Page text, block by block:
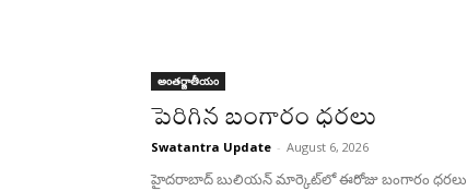
అంతర్జాతీయం
పెరిగిన బంగారం ధరలు
Swatantra Update - August 6, 2026
హైదరాబాద్ బులియన్‌ మార్కెట్‌లో ఈరోజు బంగారం ధరలు